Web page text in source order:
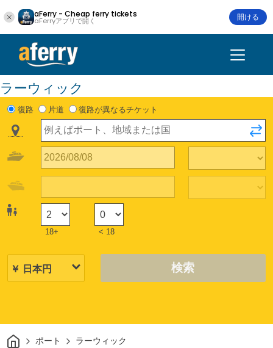
aFerry - Cheap ferry tickets
aFerryアプリで開く 開ける
ラーウィック
復路 片道 復路が異なるチケット
18+ < 18
検索
家 ポート ラーウィック